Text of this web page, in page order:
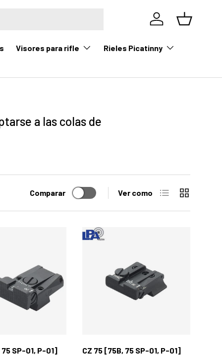
Iniciar sesión
Cesta
Visores para rifle Rieles Picatinny
a las colas de
Comparar Ver como Lista Cuadrícula
SP-01, P-01]
CZ 75 [75B, 75 SP-01, P-01]